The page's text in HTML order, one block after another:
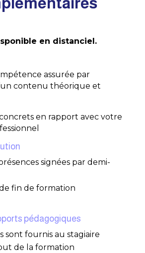
en distanciel.
assurée par
contenu théorique et
en rapport avec votre
signées par demi-
fin de formation
pédagogiques
sont fournis au stagiaire
de la formation